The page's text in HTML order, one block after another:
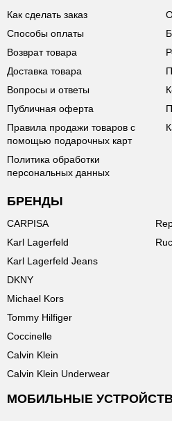
Как сделать заказ
Способы оплаты
Возврат товара
Доставка товара
Вопросы и ответы
Публичная оферта
Правила продажи товаров с
помощью подарочных карт
Политика обработки
персональных данных
БРЕНДЫ
CARPISA
Karl Lagerfeld
Karl Lagerfeld Jeans
DKNY
Michael Kors
Tommy Hilfiger
Coccinelle
Calvin Klein
Calvin Klein Underwear
МОБИЛЬНЫЕ